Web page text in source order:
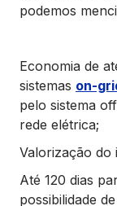
podemos
Economia de
sistemas on-
pelo sistema
rede elétrica;
Valorização do
Até 120 dias
possibilidade